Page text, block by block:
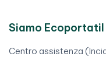
Siamo Ecoportatil
Centro assistenza